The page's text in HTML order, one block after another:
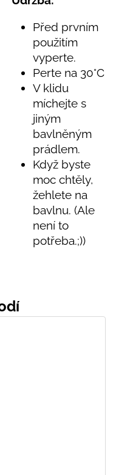
Před prvním
použitím
vyperte.
Perte na 30°C
V klidu
míchejte s
jiným
bavlněným
prádlem.
Když byste
moc chtěly,
žehlete na
bavlnu. (Ale
není to
potřeba.;))